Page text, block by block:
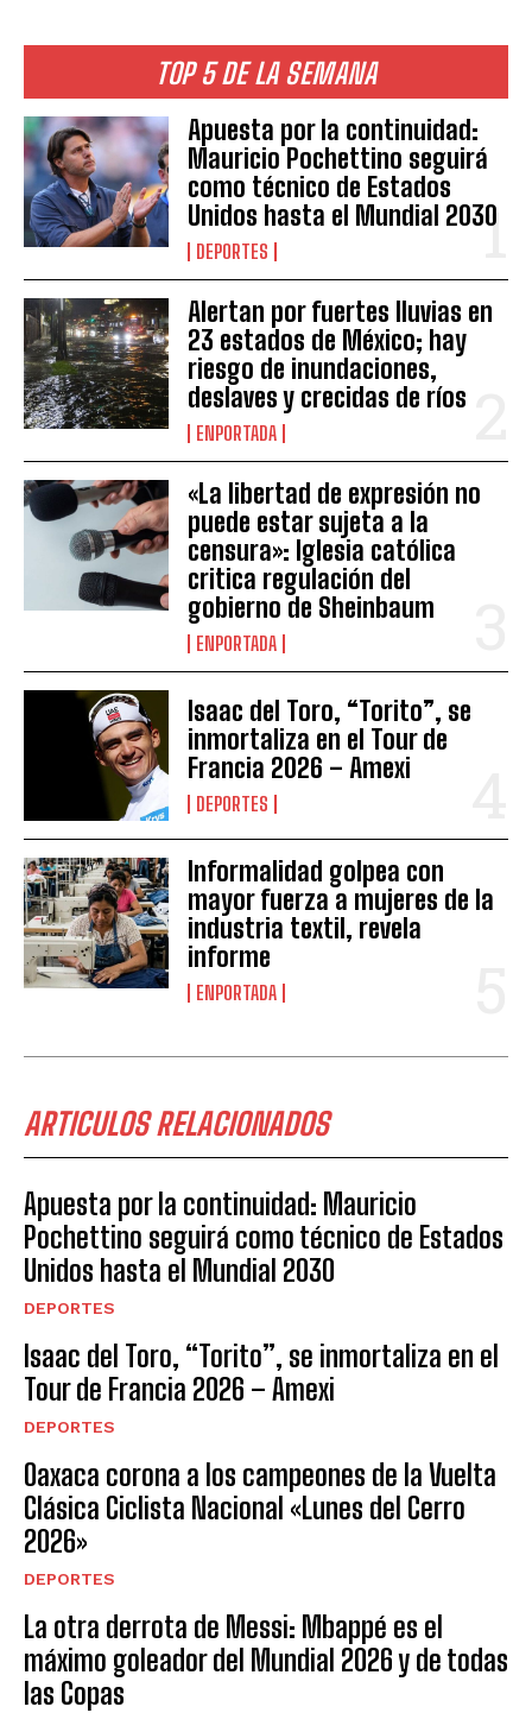
TOP 5 DE LA SEMANA
Apuesta por la continuidad:
Mauricio Pochettino seguirá
como técnico de Estados
Unidos hasta el Mundial 2030
DEPORTES
Alertan por fuertes lluvias en
23 estados de México; hay
riesgo de inundaciones,
deslaves y crecidas de ríos
ENPORTADA
«La libertad de expresión no
puede estar sujeta a la
censura»: Iglesia católica
critica regulación del
gobierno de Sheinbaum
ENPORTADA
Isaac del Toro, “Torito”, se
inmortaliza en el Tour de
Francia 2026 – Amexi
DEPORTES
Informalidad golpea con
mayor fuerza a mujeres de la
industria textil, revela
informe
ENPORTADA
ARTICULOS RELACIONADOS
Apuesta por la continuidad: Mauricio
Pochettino seguirá como técnico de Estados
Unidos hasta el Mundial 2030
DEPORTES
Isaac del Toro, “Torito”, se inmortaliza en el
Tour de Francia 2026 – Amexi
DEPORTES
Oaxaca corona a los campeones de la Vuelta
Clásica Ciclista Nacional «Lunes del Cerro
2026»
DEPORTES
La otra derrota de Messi: Mbappé es el
máximo goleador del Mundial 2026 y de todas
las Copas